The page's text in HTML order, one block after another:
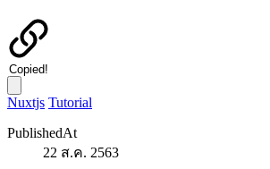
Copied!
Nuxtjs Tutorial
PublishedAt
22 ส.ค. 2563